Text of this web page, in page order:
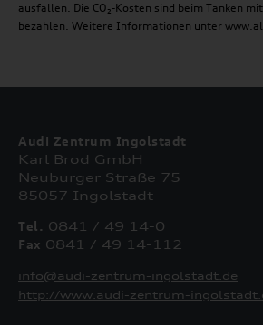
ausfallen. Die CO₂-Kosten sind beim Tanken
bezahlen. Weitere Informationen unter
Audi Zentrum Ingolstadt
Karl Brod GmbH
Neuburger Straße 75
85057 Ingolstadt
Tel. 0841 / 49 14-0
Fax 0841 / 49 14-112
info@audi-zentrum-ingolstadt.de
http://www.audi-zentrum-